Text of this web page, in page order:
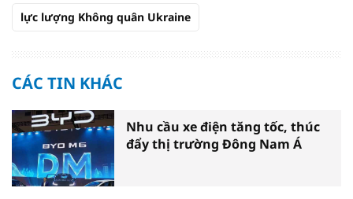
lực lượng Không quân Ukraine
CÁC TIN KHÁC
Nhu cầu xe điện tăng tốc, thúc
đẩy thị trường Đông Nam Á